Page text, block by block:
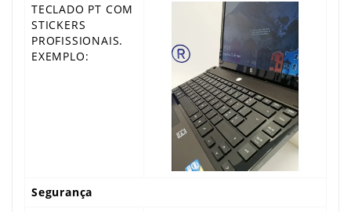
TECLADO PT COM
STICKERS
PROFISSIONAIS.
EXEMPLO:
Segurança